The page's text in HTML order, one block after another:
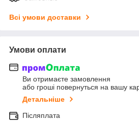
Всі умови доставки
Умови оплати
Ви отримаєте замовлення
або гроші повернуться на вашу
Детальніше
Післяплата